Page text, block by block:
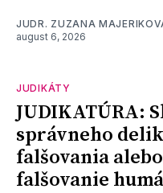
JUDR. ZUZANA
august 6, 2026
JUDIKÁTY
JUDIKATÚRA:
správneho
falšovania
falšovanie